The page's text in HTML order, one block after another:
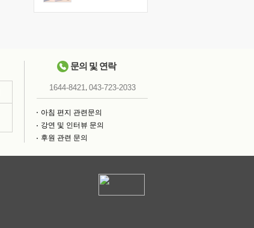
문의 및 연락
1644-8421, 043-723-2033
아침 편지 관련문의
강연 및 인터뷰 문의
후원 관련 문의